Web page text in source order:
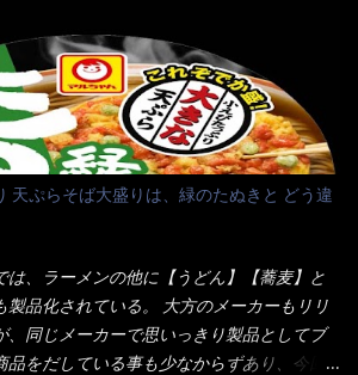
ー同じ味のファミレスには行きません。 最
に試しに行ったぐらいです。（肉が喰いた
ァミレスは合理化が進み、店員さんもフロ
居ないんだよねぇ～ それに注文はタッチパ
20年位前は、フロア担当だけでも5人は
判らず店員さんを呼ぶピンポンを・・・ク
えると、丁寧にタッチパネルで～と教えて
チパネルがクーポンを受け付けない！！ 店
いいながら私が受け付けますので・・・と
パネルのやつ、安いのは嫌うんだな！？こ
・・・10分は越えたと思うけど・・・出て
日のサラメシ【ホーリーバジル香る、タイ
ぷらそば大盛りは、緑のたぬきと どう違
は、ラーメンの他に【うどん】【蕎麦】と
製品化されている。 大方のメーカーもリリ
、同じメーカーで思いっきり製品としてブ
品をだしている事も少なからずあり、今回